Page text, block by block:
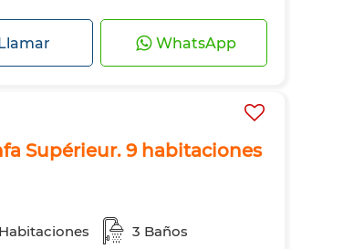
WhatsApp
Supérieur. 9 habitaciones
3 Baños